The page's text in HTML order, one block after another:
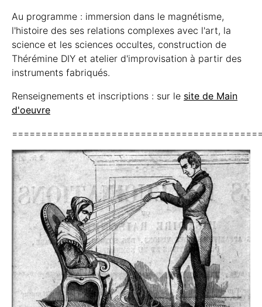
fantômes et esprits des lieux
ambiguités perceptuelles
Au programme : immersion dans le magnétisme,
l'histoire des ses relations complexes avec l'art, la
science et les sciences occultes, construction de
Thérémine DIY et atelier d'improvisation à partir des
instruments fabriqués.
Renseignements et inscriptions : sur le site de Main
d'oeuvre